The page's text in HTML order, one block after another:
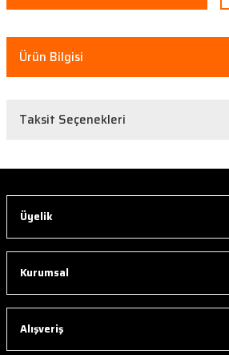
Ürün Bilgisi
Taksit Seçenekleri
Üyelik
Kurumsal
Alışveriş